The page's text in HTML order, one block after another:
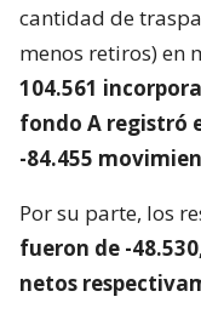
cantidad de
menos retiros) en
104.561
fondo A registró
-84.455
Por su parte, los
fueron de -
netos